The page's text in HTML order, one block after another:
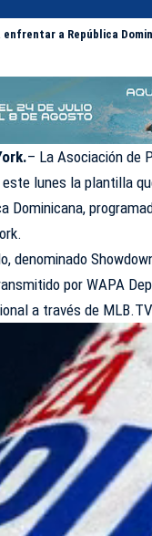
a República
– La Asociación de
lunes la plantilla
Dominicana,
denominado
por WAPA
a través de